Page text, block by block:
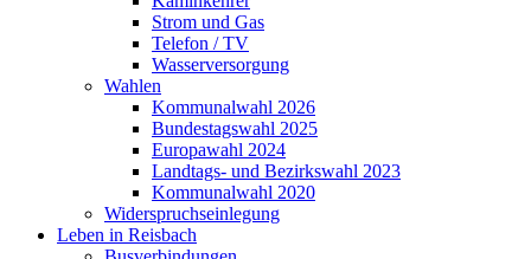
Strom und Gas
Telefon / TV
Wasserversorgung
Wahlen
Kommunalwahl 2026
Bundestagswahl 2025
Europawahl 2024
Landtags- und Bezirkswahl 2023
Kommunalwahl 2020
Widerspruchseinlegung
Leben in Reisbach